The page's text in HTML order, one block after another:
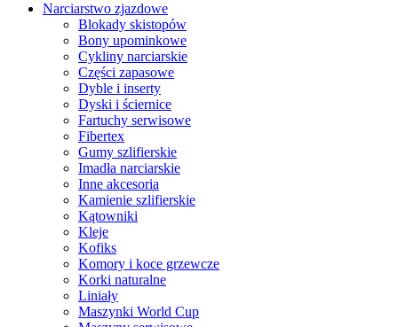
Narciarstwo zjazdowe
Blokady skistopów
Bony upominkowe
Cykliny narciarskie
Części zapasowe
Dyble i inserty
Dyski i ściernice
Fartuchy serwisowe
Fibertex
Gumy szlifierskie
Imadła narciarskie
Inne akcesoria
Kamienie szlifierskie
Kątowniki
Kleje
Kofiks
Komory i koce grzewcze
Korki naturalne
Liniały
Maszynki World Cup